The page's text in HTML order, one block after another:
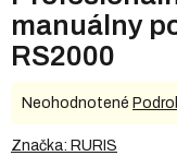
manuálny
RS2000
Priemerné
produktu
Neohodnotené
Značka: RURIS